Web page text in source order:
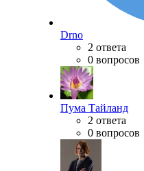
Drno
2 ответа
0 вопросов
Пума Тайланд
2 ответа
0 вопросов